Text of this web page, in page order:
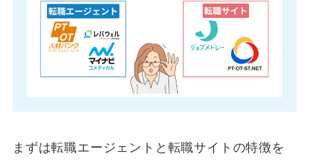
まずは転職エージェントと転職サイトの特徴を